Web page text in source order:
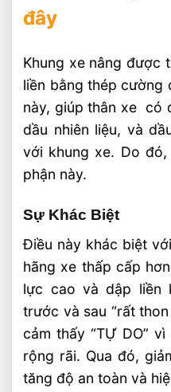
đây
Khung xe nâng được
liền bằng thép cường
này, giúp thân xe có
dầu nhiên liệu, và
với khung xe. Do
phận này.
Sự Khác Biệt
Điều này khác biệt
hãng xe thấp cấp
lực cao và dập liền
trước và sau “rất
cảm thấy “TỰ DO”
rộng rãi. Qua đó,
tăng độ an toàn và